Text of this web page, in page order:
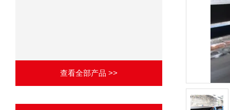
查看全部产品 >>